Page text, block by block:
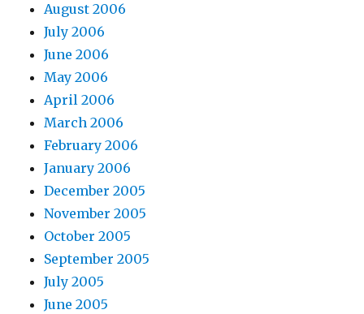
August 2006
July 2006
June 2006
May 2006
April 2006
March 2006
February 2006
January 2006
December 2005
November 2005
October 2005
September 2005
July 2005
June 2005